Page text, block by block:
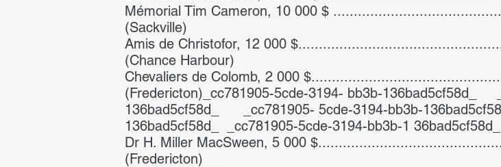
Mémorial Tim Cameron, 10 000 $
(Sackville)
Amis de Christofor, 12 000
(Chance Harbour)
Chevaliers de Colomb, 2 000
(Fredericton)_cc781905-5cde-3194- bb3b-136bad5cf58d_
136bad5cf58d_ _cc781905- 5cde-3194-bb3b-
136bad5cf58d_ _cc781905-5cde-3194-bb3b-1
Dr H. Miller MacSween, 5 000
(Fredericton)